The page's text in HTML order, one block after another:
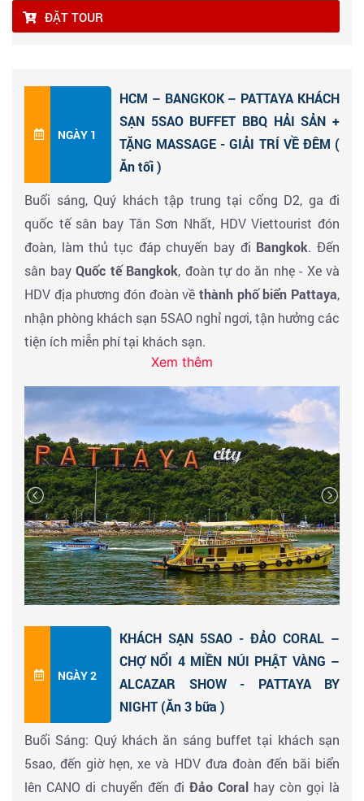
ĐẶT TOUR
NGÀY 1
HCM – BANGKOK – PATTAYA KHÁCH
SẠN 5SAO BUFFET BBQ HẢI SẢN +
TẶNG MASSAGE - GIẢI TRÍ VỀ ĐÊM (
Ăn tối )
Buổi sáng, Quý khách tập trung tại cổng D2, ga đi
quốc tế sân bay Tân Sơn Nhất, HDV Viettourist đón
đoàn, làm thủ tục đáp chuyến bay đi Bangkok. Đến
sân bay Quốc tế Bangkok, đoàn tự do ăn nhẹ - Xe và
HDV địa phương đón đoàn về thành phố biển Pattaya,
nhận phòng khách sạn 5SAO nghỉ ngơi, tận hưởng các
tiện ích miễn phí tại khách sạn.
Buổi tối: Đến giờ đoàn đi ăn tối tại nhà hàngBBQ HẢI
SẢN VỚI HƠN 100 MÓN TỰ CHỌN & tự do khám phá
thành phố Pattaya - Tặng quý khách 01 suất massage
cổ truyền Thái Lan thư giãn. Đoàn nghỉ đêm tại khách
sạn Pattaya.
Xem thêm
NGÀY 2
KHÁCH SẠN 5SAO - ĐẢO CORAL –
CHỢ NỔI 4 MIỀN NÚI PHẬT VÀNG –
ALCAZAR SHOW - PATTAYA BY
NIGHT (Ăn 3 bữa )
Buổi Sáng: Quý khách ăn sáng buffet tại khách sạn
5sao, đến giờ hẹn, xe và HDV đưa đoàn đến bãi biển
lên CANO di chuyển đến đi Đảo Coral hay còn gọi là